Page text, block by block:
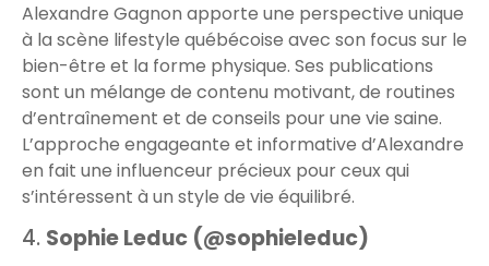
Alexandre Gagnon apporte une perspective unique
à la scène lifestyle québécoise avec son focus sur le
bien-être et la forme physique. Ses publications
sont un mélange de contenu motivant, de routines
d’entraînement et de conseils pour une vie saine.
L’approche engageante et informative d’Alexandre
en fait une influenceur précieux pour ceux qui
s’intéressent à un style de vie équilibré.
4. Sophie Leduc (@sophieleduc)